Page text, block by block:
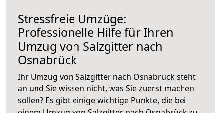
Stressfreie Umzüge:
Professionelle Hilfe für Ihren
Umzug von Salzgitter nach
Osnabrück
Ihr Umzug von Salzgitter nach Osnabrück steht
an und Sie wissen nicht, was Sie zuerst machen
sollen? Es gibt einige wichtige Punkte, die bei